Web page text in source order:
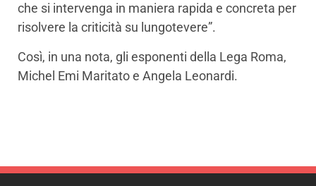
che si intervenga in maniera rapida e concreta per
risolvere la criticità su lungotevere”.
Così, in una nota, gli esponenti della Lega Roma,
Michel Emi Maritato e Angela Leonardi.